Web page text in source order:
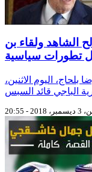
الشاهد ولقاء بن
اليوم الاثنين،
- 20:55